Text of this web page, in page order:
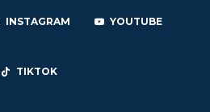
INSTAGRAM YOUTUBE
TIKTOK